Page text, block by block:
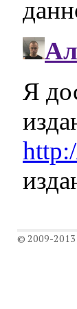
© 2009-2013